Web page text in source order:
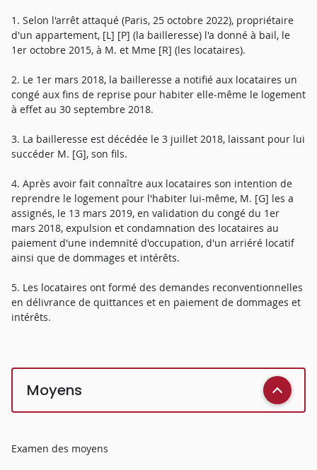
1. Selon l'arrêt attaqué (Paris, 25 octobre 2022), propriétaire
d'un appartement, [L] [P] (la bailleresse) l'a donné à bail, le
1er octobre 2015, à M. et Mme [R] (les locataires).
2. Le 1er mars 2018, la bailleresse a notifié aux locataires un
congé aux fins de reprise pour habiter elle-même le logement
à effet au 30 septembre 2018.
3. La bailleresse est décédée le 3 juillet 2018, laissant pour lui
succéder M. [G], son fils.
4. Après avoir fait connaître aux locataires son intention de
reprendre le logement pour l'habiter lui-même, M. [G] les a
assignés, le 13 mars 2019, en validation du congé du 1er
mars 2018, expulsion et condamnation des locataires au
paiement d'une indemnité d'occupation, d'un arriéré locatif
ainsi que de dommages et intérêts.
5. Les locataires ont formé des demandes reconventionnelles
en délivrance de quittances et en paiement de dommages et
intérêts.
Moyens
Examen des moyens